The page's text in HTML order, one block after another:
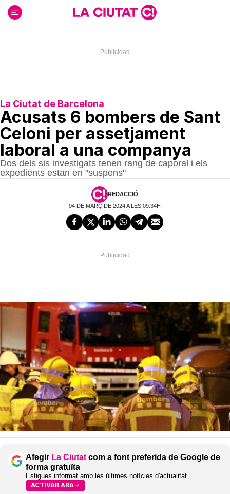
contenido
La Ciutat de Barcelona
Acusats 6 bombers de Sant
Celoni per assetjament
laboral a una companya
Dos dels sis investigats tenen rang de caporal i els
expedients estan en "suspens"
REDACCIÓ
04 DE MARÇ DE 2024 A LES 09:34H
Afegir La Ciutat com a font preferida de Google de
forma gratuïta
Estigues informat amb les últimes notícies d'actualitat
ACTIVAR ARA